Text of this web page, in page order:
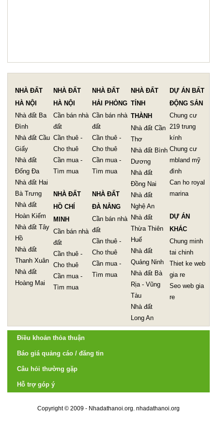
NHÀ ĐẤT
HÀ NỘI
Nhà đất Ba
Đình
Nhà đất Cầu
Giấy
Nhà đất
Đống Đa
Nhà đất Hai
Bà Trưng
Nhà đất
Hoàn Kiếm
Nhà đất Tây
Hồ
Nhà đất
Thanh Xuân
Nhà đất
Hoàng Mai
NHÀ ĐẤT
HÀ NỘI
Cần bán nhà
đất
Cần thuê -
Cho thuê
Cần mua -
Tìm mua
NHÀ ĐẤT
HỒ CHÍ
MINH
Cần bán nhà
đất
Cần thuê -
Cho thuê
Cần mua -
Tìm mua
NHÀ ĐẤT
HẢI PHÒNG
Cần bán nhà
đất
Cần thuê -
Cho thuê
Cần mua -
Tìm mua
NHÀ ĐẤT
ĐÀ NẴNG
Cần bán nhà
đất
Cần thuê -
Cho thuê
Cần mua -
Tìm mua
NHÀ ĐẤT
TỈNH
THÀNH
Nhà đất Cần
Thơ
Nhà đất Bình
Dương
Nhà đất
Đồng Nai
Nhà đất
Nghệ An
Nhà đất
Thừa Thiên
Huế
Nhà đất
Quảng Ninh
Nhà đất Bà
Rịa - Vũng
Tàu
Nhà đất
Long An
DỰ ÁN BẤT
ĐỘNG SẢN
Chung cư
219 trung
kính
Chung cư
mbland mỹ
đình
Can ho royal
marina
DỰ ÁN
KHÁC
Chung minh
tai chinh
Thiet ke web
gia re
Seo web gia
re
Điều khoản thỏa thuận
Báo giá quảng cáo / đăng tin
Câu hỏi thường gặp
Hỗ trợ góp ý
Copyright © 2009 - Nhadathanoi.org. nhadathanoi.org